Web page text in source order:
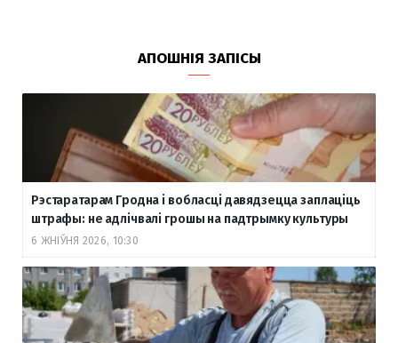
АПОШНІЯ ЗАПІСЫ
Рэстаратарам Гродна і вобласці давядзецца заплаціць
штрафы: не адлічвалі грошы на падтрымку культуры
6 ЖНІЎНЯ 2026, 10:30